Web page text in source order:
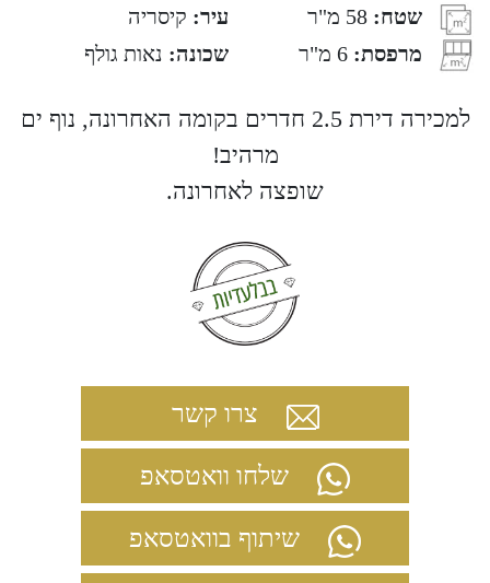
שטח: 58 מ"ר עיר: קיסריה
מרפסת: 6 מ"ר שכונה: נאות גולף
למכירה דירת 2.5 חדרים בקומה האחרונה, נוף ים
מרהיב!
שופצה לאחרונה.
צרו קשר
שלחו וואטסאפ
שיתוף בוואטסאפ